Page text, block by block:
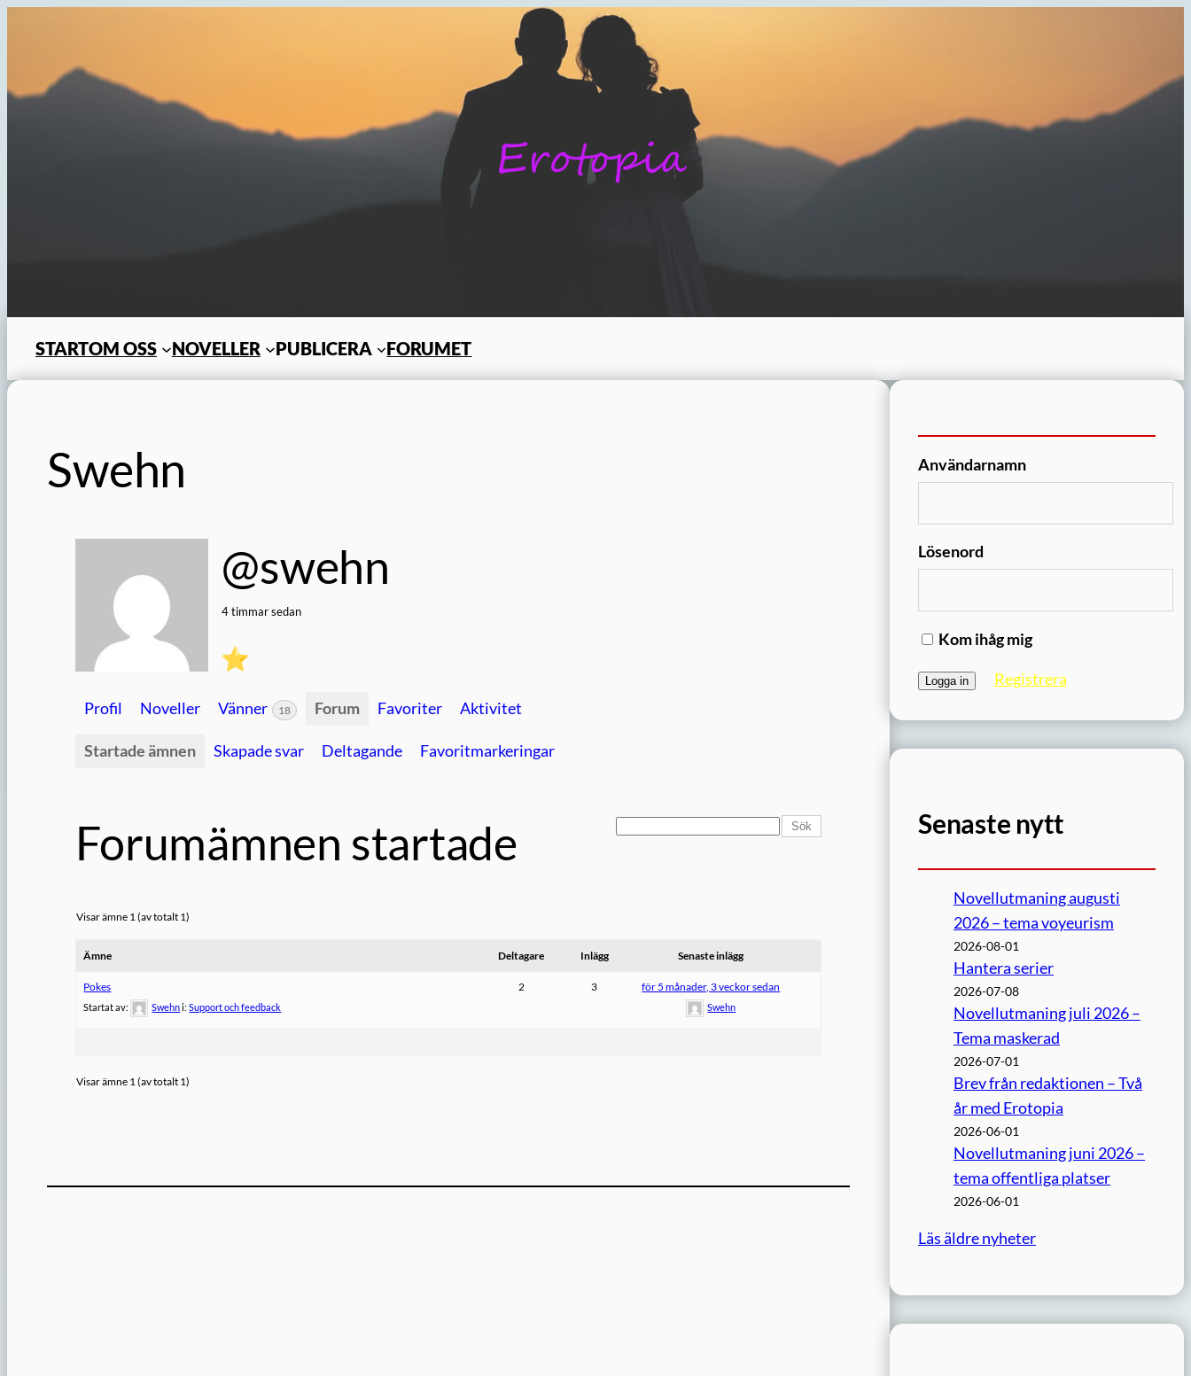
STARTOM OSS NOVELLER PUBLICERA FORUMET
Swehn
@swehn
4 timmar sedan
Profil Noveller Vänner 18 Forum Favoriter Aktivitet
Startade ämnen Skapade svar Deltagande Favoritmarkeringar
Forumämnen startade
Visar ämne 1 (av totalt 1)
Ämne Deltagare Inlägg Senaste inlägg
Pokes
Startat av: Swehni:Support och feedback
2 3 för 5 månader, 3 veckor sedan
Swehn
Visar ämne 1 (av totalt 1)
Användarnamn
Lösenord
Kom ihåg mig
Registrera
Senaste nytt
Novellutmaning augusti
2026 – tema voyeurism
2026-08-01
Hantera serier
2026-07-08
Novellutmaning juli 2026 –
Tema maskerad
2026-07-01
Brev från redaktionen – Två
år med Erotopia
2026-06-01
Novellutmaning juni 2026 –
tema offentliga platser
2026-06-01
Läs äldre nyheter